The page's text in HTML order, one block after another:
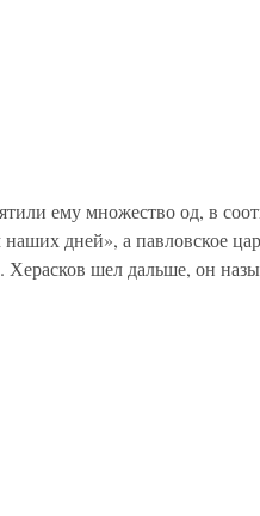
ему множество од, в
дней», а павловское
шел дальше, он